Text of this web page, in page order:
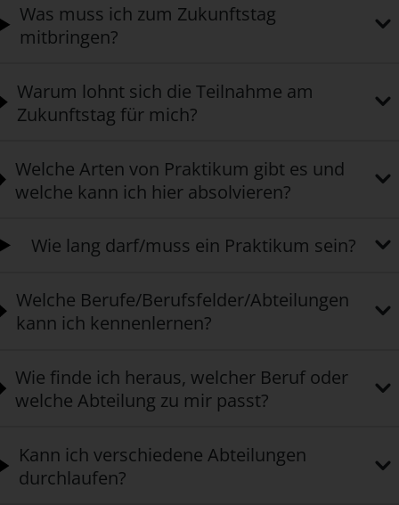
Was muss ich zum Zukunftstag
mitbringen?
Warum lohnt sich die Teilnahme am
Zukunftstag für mich?
Welche Arten von Praktikum gibt es und
welche kann ich hier absolvieren?
Wie lang darf/muss ein Praktikum sein?
Welche Berufe/Berufsfelder/Abteilungen
kann ich kennenlernen?
Wie finde ich heraus, welcher Beruf oder
welche Abteilung zu mir passt?
Kann ich verschiedene Abteilungen
durchlaufen?